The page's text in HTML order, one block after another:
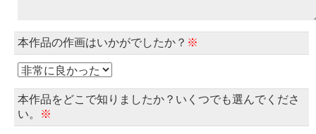
本作品の作画はいかがでしたか？ ※
本作品をどこで知りましたか？いくつでも選んでくださ
い。
※